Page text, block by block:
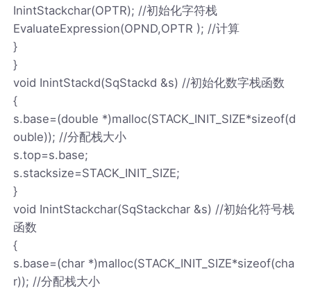
InintStackchar(OPTR); //初始化字符栈
EvaluateExpression(OPND,OPTR ); //计算
}
}
void InintStackd(SqStackd &s) //初始化数字栈函数
{
s.base=(double *)malloc(STACK_INIT_SIZE*sizeof(d
ouble)); //分配栈大小
s.top=s.base;
s.stacksize=STACK_INIT_SIZE;
}
void InintStackchar(SqStackchar &s) //初始化符号栈
函数
{
s.base=(char *)malloc(STACK_INIT_SIZE*sizeof(cha
r)); //分配栈大小